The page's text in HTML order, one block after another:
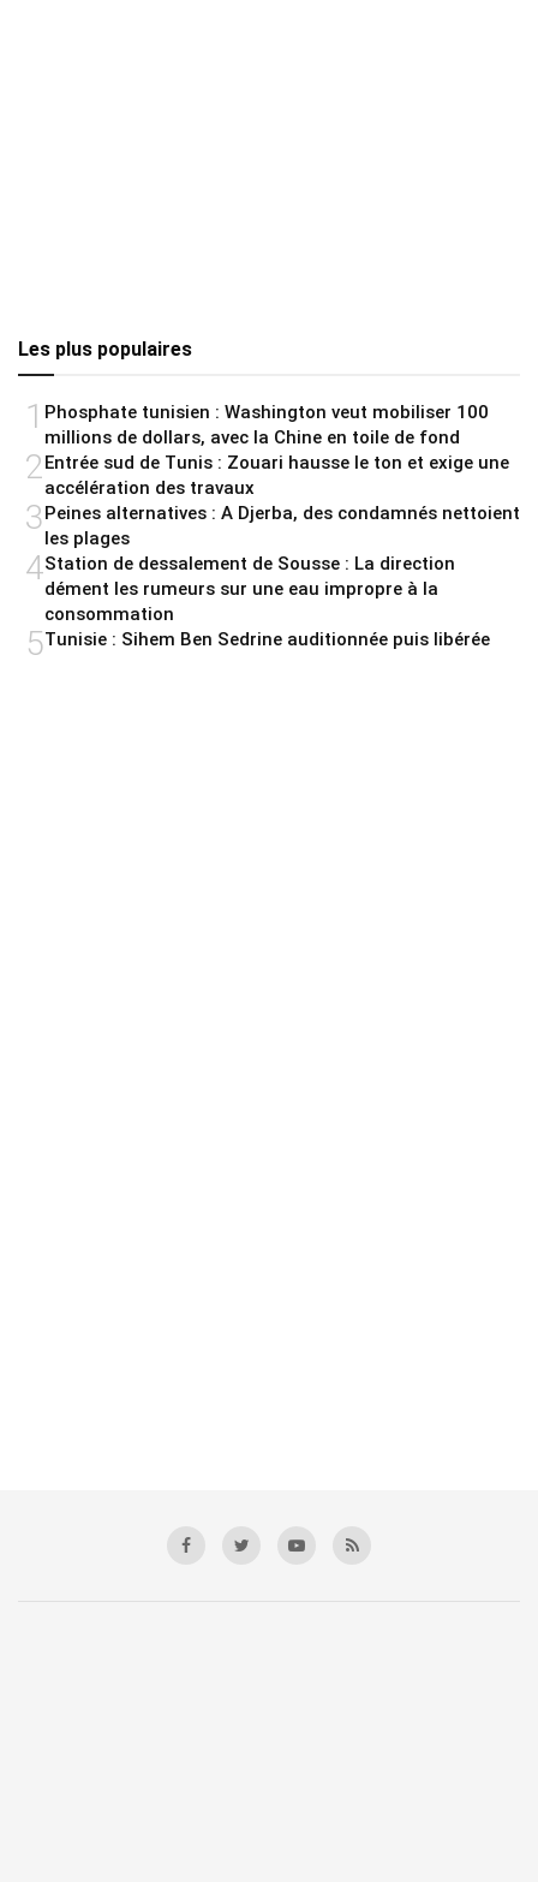
Les plus populaires
1 Phosphate tunisien : Washington veut mobiliser 100
millions de dollars, avec la Chine en toile de fond
2 Entrée sud de Tunis : Zouari hausse le ton et exige une
accélération des travaux
3 Peines alternatives : A Djerba, des condamnés nettoient
les plages
4Station de dessalement de Sousse : La direction
dément les rumeurs sur une eau impropre à la
consommation
5Tunisie : Sihem Ben Sedrine auditionnée puis libérée